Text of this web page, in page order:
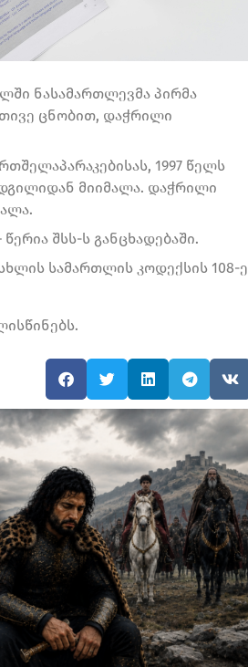
ნასამართლევმა პირმა
ცნობით, დაჭრილი
1997 წელს
მიიმალა. დაჭრილი
შსს-ს განცხადებაში.
სამართლის კოდექსის 108-ე